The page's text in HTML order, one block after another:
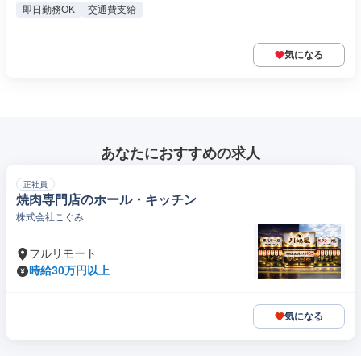
即日勤務OK 交通費支給
気になる
あなたにおすすめの求人
正社員
焼肉専門店のホール・キッチン
株式会社こぐみ
フルリモート
時給30万円以上
気になる